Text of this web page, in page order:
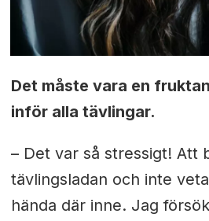
Det måste vara en
inför alla tävlingar.
– Det var så stressigt! Att
tävlingsladan och inte
hända där inne. Jag